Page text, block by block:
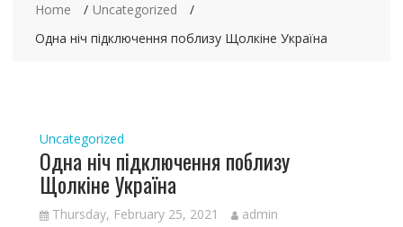
Home
Uncategorized
Одна ніч підключення поблизу Щолкіне Україна
Uncategorized
Одна ніч підключення поблизу
Щолкіне Україна
Thursday, February 25, 2021 admin